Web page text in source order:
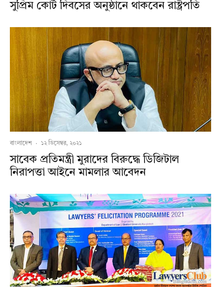
সুপ্রিম কোর্ট দিবসের অনুষ্ঠানে থাকবেন রাষ্ট্রপতি
বাংলাদেশ · ১২ ডিসেম্বর, ২০২১
সাবেক প্রতিমন্ত্রী মুরাদের বিরুদ্ধে ডিজিটাল
নিরাপত্তা আইনে মামলার আবেদন